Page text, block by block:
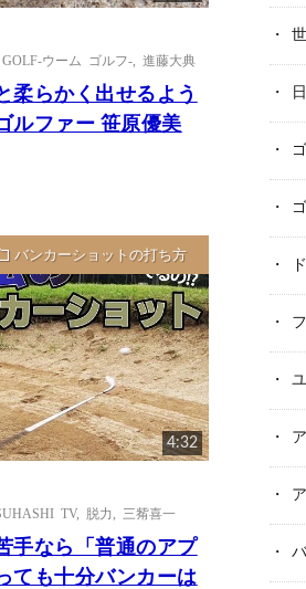
ウーム ゴルフ- ,進藤大典
柔らかく出せるよう
ルファー 笹原優美
バンカーショットの打ち方
4:32
TV, 脱力 三觜喜一
手なら「普通のアプ
ても十分バンカーは